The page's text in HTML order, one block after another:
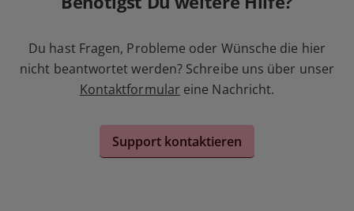
Du hast Fragen, Probleme oder Wünsche die hier
nicht beantwortet werden? Schreibe uns über unser
Kontaktformular eine Nachricht.
Support kontaktieren